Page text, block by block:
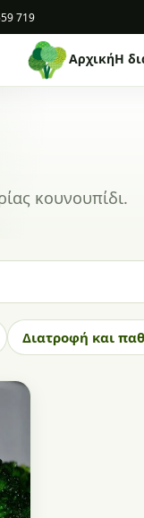
719
ΑρχικήΗ
κουνουπίδι.
Διατροφή και